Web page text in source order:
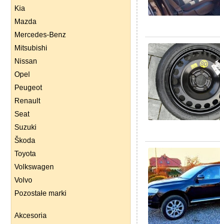
Kia
Mazda
Mercedes-Benz
Mitsubishi
Nissan
Opel
Peugeot
Renault
Seat
Suzuki
Škoda
Toyota
Volkswagen
Volvo
Pozostałe marki
Akcesoria